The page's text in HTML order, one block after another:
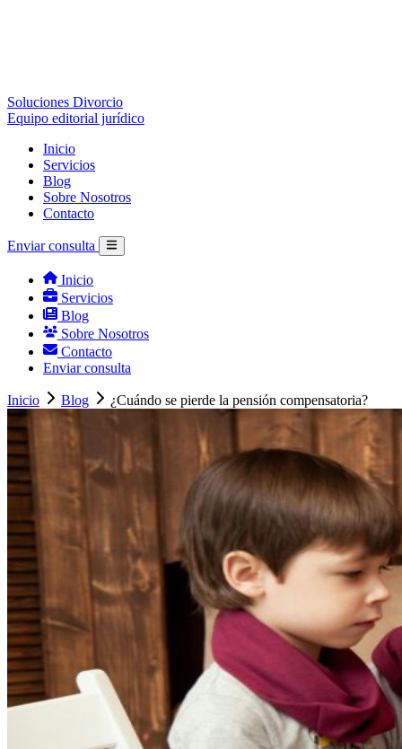
Soluciones Divorcio
Equipo editorial jurídico
Inicio
Servicios
Blog
Sobre Nosotros
Contacto
Enviar consulta
Inicio
Servicios
Blog
Sobre Nosotros
Contacto
Enviar consulta
Inicio Blog ¿Cuándo se pierde la pensión compensatoria?